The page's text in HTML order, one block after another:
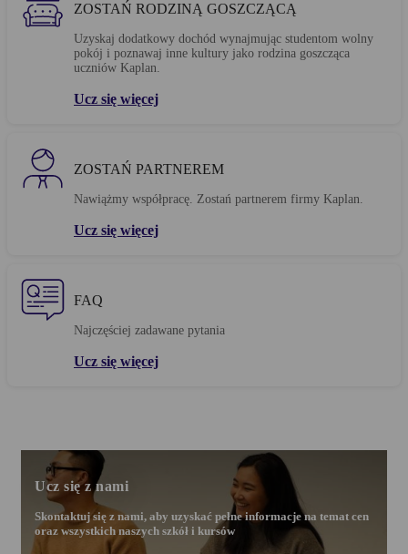
ZOSTAŃ RODZINĄ GOSZCZĄCĄ
Uzyskaj dodatkowy dochód wynajmując studentom wolny
pokój i poznawaj inne kultury jako rodzina goszcząca
uczniów Kaplan.
Ucz się więcej
ZOSTAŃ PARTNEREM
Nawiążmy współpracę. Zostań partnerem firmy Kaplan.
Ucz się więcej
FAQ
Najczęściej zadawane pytania
Ucz się więcej
Ucz się z nami
Skontaktuj się z nami, aby uzyskać pełne informacje na temat cen
oraz wszystkich naszych szkół i kursów